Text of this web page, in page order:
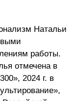
Натальи
работы.
отмечена в
2024 г. в